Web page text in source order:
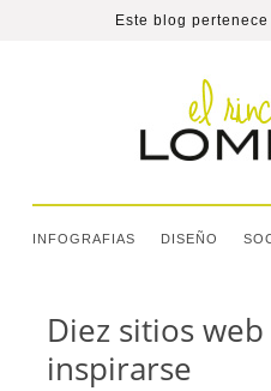
Este blog pertenece
INFOGRAFIAS DISEÑO
Diez sitios
inspirarse